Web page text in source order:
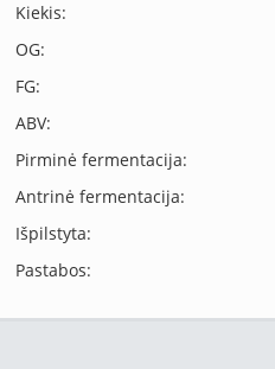
Kiekis:
OG:
FG:
ABV:
Pirminė fermentacija:
Antrinė fermentacija:
Išpilstyta:
Pastabos: